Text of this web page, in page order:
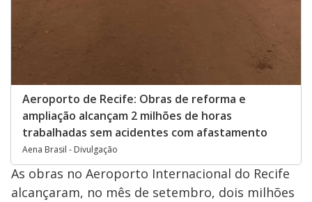
Aeroporto de Recife: Obras de reforma e
ampliação alcançam 2 milhões de horas
trabalhadas sem acidentes com afastamento
Aena Brasil - Divulgação
As obras no Aeroporto Internacional do Recife
alcançaram, no mês de setembro, dois milhões